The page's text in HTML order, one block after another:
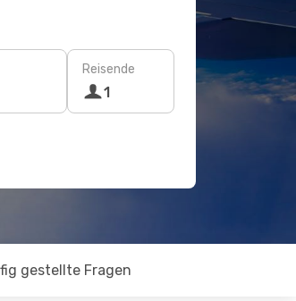
Reisende
1
gestellte Fragen